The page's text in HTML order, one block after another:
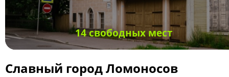
14 свободных мест
Славный город Ломоносов